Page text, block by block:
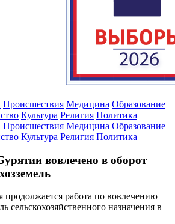
Происшествия Медицина Образование
Культура Религия Политика
Происшествия Медицина Образование
Культура Религия Политика
вовлечено в оборот
продолжается работа по вовлечению
сельскохозяйственного назначения в